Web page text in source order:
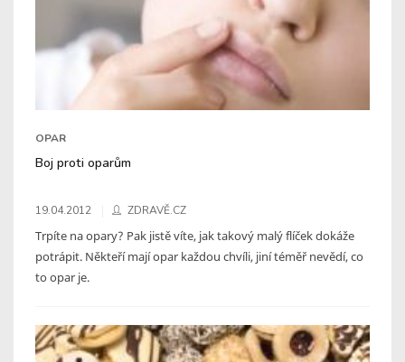
OPAR
Boj proti oparům
19.04.2012 ZDRAVĚ.CZ
Trpíte na opary? Pak jistě víte, jak takový malý flíček dokáže
potrápit. Někteří mají opar každou chvíli, jiní téměř nevědí, co
to opar je.